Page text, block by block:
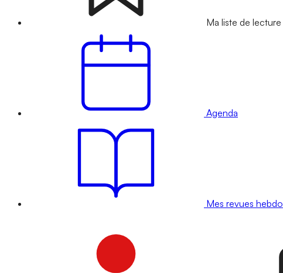
Ma liste de lecture
Agenda
Mes revues hebdo